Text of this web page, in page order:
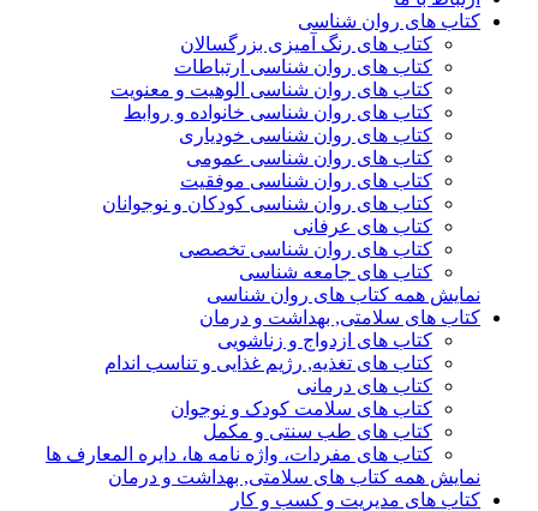
کتاب های روان شناسی
کتاب های رنگ آمیزی بزرگسالان
کتاب های روان شناسی ارتباطات
کتاب های روان شناسی الوهیت و معنویت
کتاب های روان شناسی خانواده و روابط
کتاب های روان شناسی خودیاری
کتاب های روان شناسی عمومی
کتاب های روان شناسی موفقیت
کتاب های روان شناسی کودکان و نوجوانان
کتاب های عرفانی
کتاب های روان شناسی تخصصی
کتاب های جامعه شناسی
نمایش همه کتاب های روان شناسی
کتاب های سلامتی, بهداشت و درمان
کتاب های ازدواج و زناشویی
کتاب های تغذیه, رژیم غذایی و تناسب اندام
کتاب های درمانی
کتاب های سلامت کودک و نوجوان
کتاب های طب سنتی و مکمل
کتاب های مفردات، واژه نامه ها، دایره المعارف ها
نمایش همه کتاب های سلامتی, بهداشت و درمان
کتاب های مدیریت و کسب و کار